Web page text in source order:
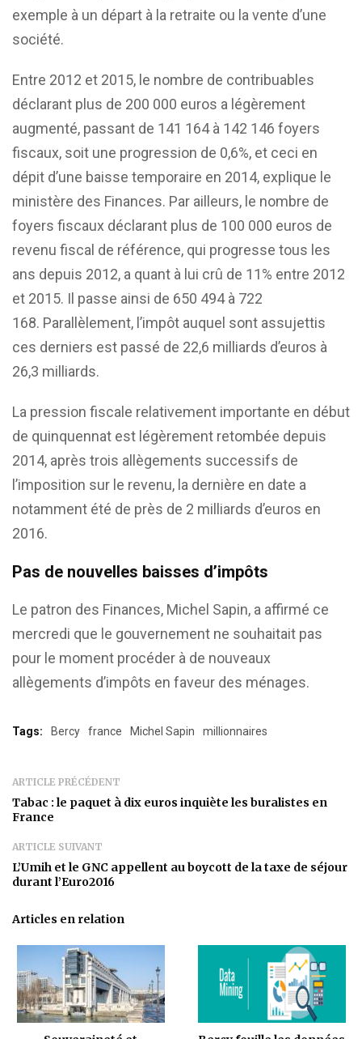
exemple à un départ à la retraite ou la vente d’une
société.
Entre 2012 et 2015, le nombre de contribuables
déclarant plus de 200 000 euros a légèrement
augmenté, passant de 141 164 à 142 146 foyers
fiscaux, soit une progression de 0,6%, et ceci en
dépit d’une baisse temporaire en 2014, explique le
ministère des Finances. Par ailleurs, le nombre de
foyers fiscaux déclarant plus de 100 000 euros de
revenu fiscal de référence, qui progresse tous les
ans depuis 2012, a quant à lui crû de 11% entre 2012
et 2015. Il passe ainsi de 650 494 à 722
168. Parallèlement, l’impôt auquel sont assujettis
ces derniers est passé de 22,6 milliards d’euros à
26,3 milliards.
La pression fiscale relativement importante en début
de quinquennat est légèrement retombée depuis
2014, après trois allègements successifs de
l’imposition sur le revenu, la dernière en date a
notamment été de près de 2 milliards d’euros en
2016.
Pas de nouvelles baisses d’impôts
Le patron des Finances, Michel Sapin, a affirmé ce
mercredi que le gouvernement ne souhaitait pas
pour le moment procéder à de nouveaux
allègements d’impôts en faveur des ménages.
Tags: Bercy france Michel Sapin millionnaires
ARTICLE PRÉCÉDENT
Tabac : le paquet à dix euros inquiète les buralistes en
France
ARTICLE SUIVANT
L’Umih et le GNC appellent au boycott de la taxe de séjour
durant l’Euro2016
Articles en relation